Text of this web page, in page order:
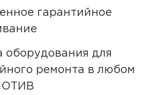
оформления
производится
гарантийное
оборудования для
ремонта в любом